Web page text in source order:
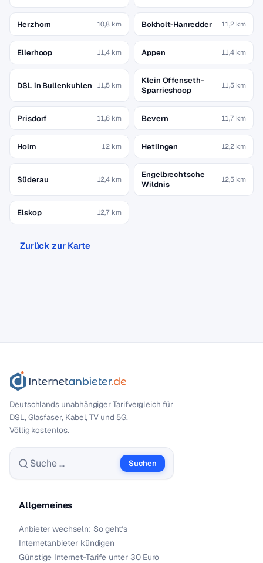
Herzhorn 10,8 km Bokholt-Hanredder 11,2 km
Ellerhoop 11,4 km Appen 11,4 km
DSL in Bullenkuhlen 11,5 km
Klein Offenseth-
Sparrieshoop
11,5 km
Prisdorf 11,6 km Bevern 11,7 km
Holm 12 km Hetlingen 12,2 km
Süderau 12,4 km
Engelbrechtsche
Wildnis
12,5 km
Elskop 12,7 km
Zurück zur Karte
Deutschlands unabhängiger Tarif­vergleich für
DSL, Glasfaser, Kabel, TV und 5G.
Völlig kostenlos.
Suche nach:
Suchen
Allgemeines
Anbieter wechseln: So geht’s
Internetanbieter kündigen
Günstige Internet-Tarife unter 30 Euro